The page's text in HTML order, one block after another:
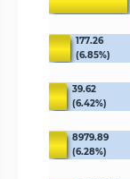
177.26
(6.85%)
39.62
(6.42%)
8979.89
(6.28%)